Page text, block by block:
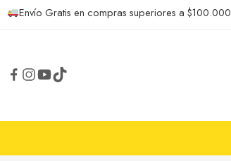
Envío Gratis en compras superiores a $100.000